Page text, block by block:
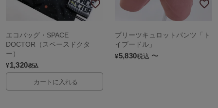
エコバッグ・SPACE
DOCTOR（スペースドクタ
ー）
¥1,320税込
カートに入れる
プリーツキュロットパンツ「ト
イプードル」
¥5,830税込 〜